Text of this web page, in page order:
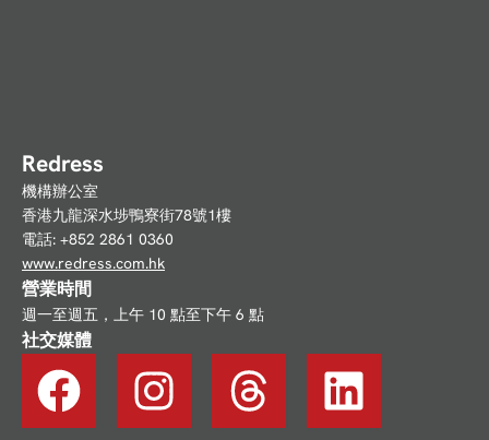
Redress
機構辦公室
香港九龍深水埗鴨寮街78號1樓
電話: +852 2861 0360
www.redress.com.hk
營業時間
週一至週五，上午 10 點至下午 6 點
社交媒體